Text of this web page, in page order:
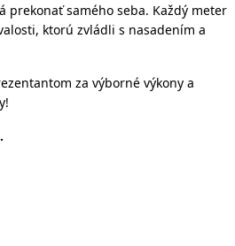
prekonať samého seba. Každý meter
ktorú zvládli s nasadením a
za výborné výkony a